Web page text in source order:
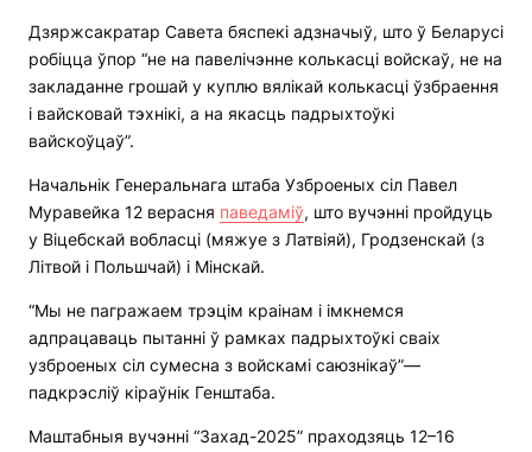
Дзяржсакратар Савета бяспекі адзначыў, што ў Беларусі
робіцца ўпор “не на павелічэнне колькасці войскаў, не на
закладанне грошай у куплю вялікай колькасці ўзбраення
і вайсковай тэхнікі, а на якасць падрыхтоўкі
вайскоўцаў”.
Начальнік Генеральнага штаба Узброеных сіл Павел
Муравейка 12 верасня паведаміў, што вучэнні пройдуць
у Віцебскай вобласці (мяжуе з Латвіяй), Гродзенскай (з
Літвой і Польшчай) і Мінскай.
“Мы не пагражаем трэцім краінам і імкнемся
адпрацаваць пытанні ў рамках падрыхтоўкі сваіх
узброеных сіл сумесна з войскамі саюзнікаў”—
падкрэсліў кіраўнік Генштаба.
Маштабныя вучэнні “Захад-2025” праходзяць 12–16